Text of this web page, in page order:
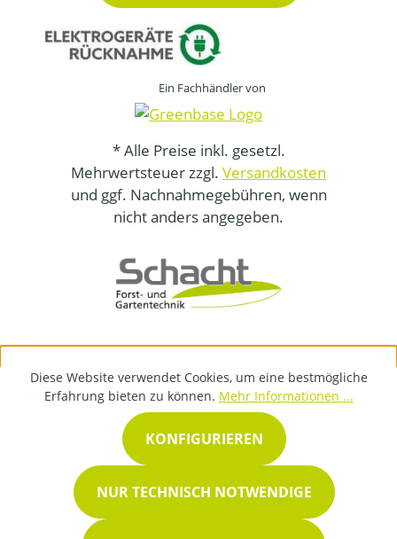
Ein Fachhändler von
* Alle Preise inkl. gesetzl.
Mehrwertsteuer zzgl. Versandkosten
und ggf. Nachnahmegebühren, wenn
nicht anders angegeben.
Diese Website verwendet Cookies, um eine bestmögliche
Erfahrung bieten zu können. Mehr Informationen ...
NUR TECHNISCH NOTWENDIGE
KONFIGURIEREN